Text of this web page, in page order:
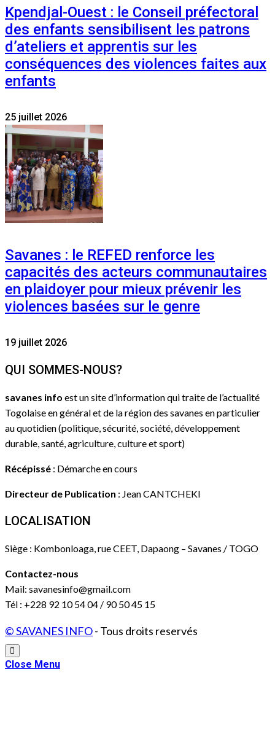
Kpendjal-Ouest : le Conseil préfectoral
des enfants sensibilisent les patrons
d’ateliers et apprentis sur les
conséquences des violences faites aux
enfants
25 juillet 2026
Savanes : le REFED renforce les
capacités des acteurs communautaires
en plaidoyer pour mieux prévenir les
violences basées sur le genre
19 juillet 2026
QUI SOMMES-NOUS?
savanes info est un site d’information qui traite de l’actualité
Togolaise en général et de la région des savanes en particulier
au quotidien (politique, sécurité, société, développement
durable, santé, agriculture, culture et sport)
Récépissé : Démarche en cours
Directeur de Publication : Jean CANTCHEKI
LOCALISATION
Siège : Kombonloaga, rue CEET, Dapaong – Savanes / TOGO
Contactez-nous
Mail: savanesinfo@gmail.com
Tél : +228 92 10 54 04 / 90 50 45 15
© SAVANES INFO- Tous droits reservés
Close Menu